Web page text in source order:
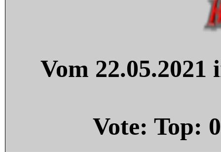
Vom
Vote: Top: 0